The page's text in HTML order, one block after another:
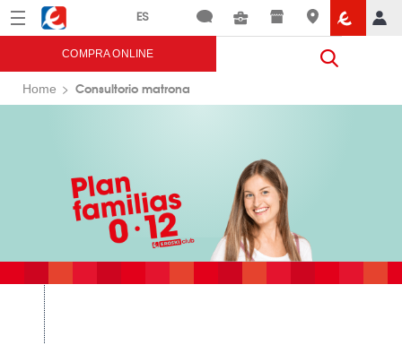
Menú Eroski
COMPRA ONLINE
Home Consultorio matrona